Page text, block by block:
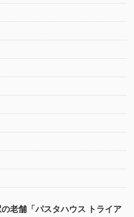
老舗「パスタハウス トライア